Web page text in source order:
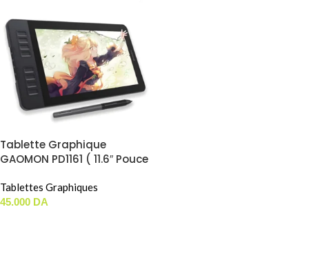
Tablette Graphique
GAOMON PD1161 ( 11.6″ Pouce
Tablettes Graphiques
45.000 DA